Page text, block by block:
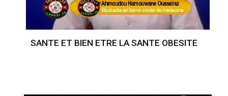
SANTE ET BIEN ETRE LA SANTE OBESITE